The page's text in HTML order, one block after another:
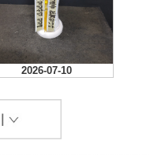
2026-07-10